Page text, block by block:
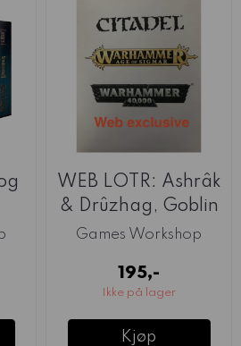
WEB LOTR: Ashrâk
& Drûzhag, Goblin
Shamans of ...
Games Workshop
195,-
Ikke på lager
Kjøp